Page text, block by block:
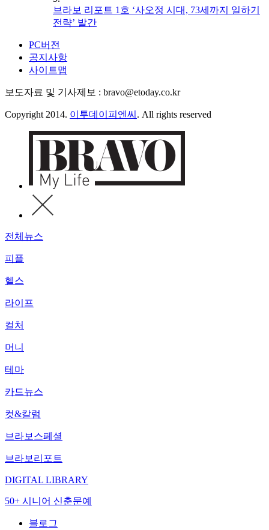
브라보 리포트 1호 ‘사오정 시대, 73세까지 일하기
전략’ 발간
PC버전
공지사항
사이트맵
보도자료 및 기사제보 : bravo@etoday.co.kr
Copyright 2014. 이투데이피엔씨 . All rights reserved
전체뉴스
피플
헬스
라이프
컬처
머니
테마
카드뉴스
컷&칼럼
브라보스페셜
브라보리포트
DIGITAL LIBRARY
50+ 시니어 신춘문예
블로그